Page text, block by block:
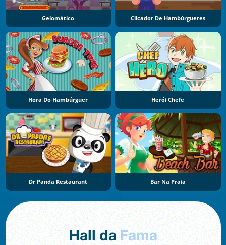
Gelomático Clicador De Hambúrgueres
Hora Do Hambúrguer Herói Chefe
Dr Panda Restaurant Bar Na Praia
Hall da Fama